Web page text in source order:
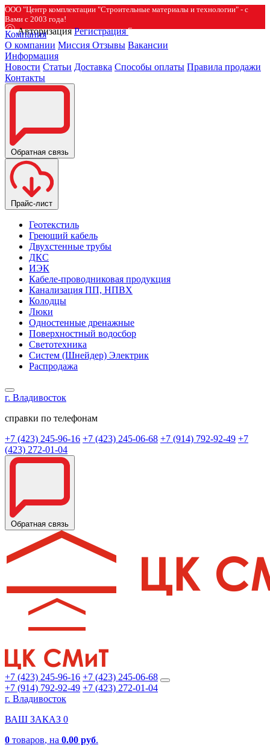
ООО "Центр комплектации "Строительные материалы и технологии" - с
Вами с 2003 года!
Авторизация Регистрация
Компания
О компании Миссия Отзывы Вакансии
Информация
Новости Статьи Доставка Способы оплаты Правила продажи
Контакты
Обратная связь
Прайс-лист
Геотекстиль
Греющий кабель
Двухстенные трубы
ДКС
ИЭК
Кабеле-проводниковая продукция
Канализация ПП, НПВХ
Колодцы
Люки
Одностенные дренажные
Поверхностный водосбор
Светотехника
Систем (Шнейдер) Электрик
Распродажа
г. Владивосток
справки по телефонам
+7 (423) 245-96-16 +7 (423) 245-06-68 +7 (914) 792-92-49 +7
(423) 272-01-04
Обратная связь
+7 (423) 245-96-16 +7 (423) 245-06-68
+7 (914) 792-92-49 +7 (423) 272-01-04
г. Владивосток
ВАШ ЗАКАЗ 0
0 товаров, на 0.00 руб.